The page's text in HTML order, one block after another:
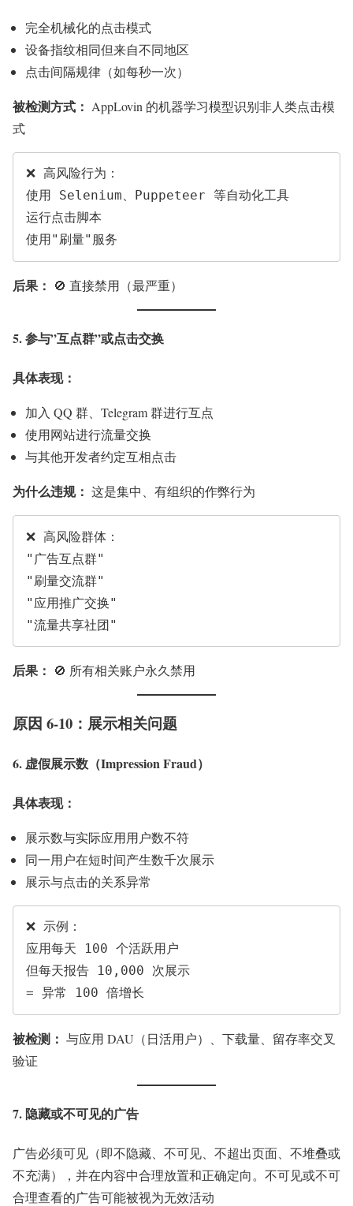
完全机械化的点击模式
设备指纹相同但来自不同地区
点击间隔规律（如每秒一次）
被检测方式： AppLovin 的机器学习模型识别非人类点击模
式
❌ 高风险行为：
使用 Selenium、Puppeteer 等自动化工具
运行点击脚本
后果： 🚫 直接禁用（最严重）
5. 参与”互点群”或点击交换
具体表现：
加入 QQ 群、Telegram 群进行互点
使用网站进行流量交换
与其他开发者约定互相点击
为什么违规： 这是集中、有组织的作弊行为
❌ 高风险群体：
"广告互点群"
"刷量交流群"
"应用推广交换"
后果： 🚫 所有相关账户永久禁用
原因 6-10：展示相关问题
6. 虚假展示数（Impression Fraud）
具体表现：
展示数与实际应用用户数不符
同一用户在短时间产生数千次展示
展示与点击的关系异常
❌ 示例：
应用每天 100 个活跃用户
但每天报告 10,000 次展示
被检测： 与应用 DAU（日活用户）、下载量、留存率交叉
验证
7. 隐藏或不可见的广告
广告必须可见（即不隐藏、不可见、不超出页面、不堆叠或
不充满），并在内容中合理放置和正确定向。不可见或不可
合理查看的广告可能被视为无效活动